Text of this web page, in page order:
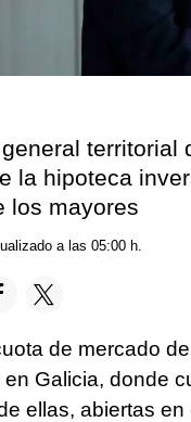
territorial
la hipoteca
los mayores
a las 05:00 h.
de mercado
en Galicia, donde
ellas, abiertas